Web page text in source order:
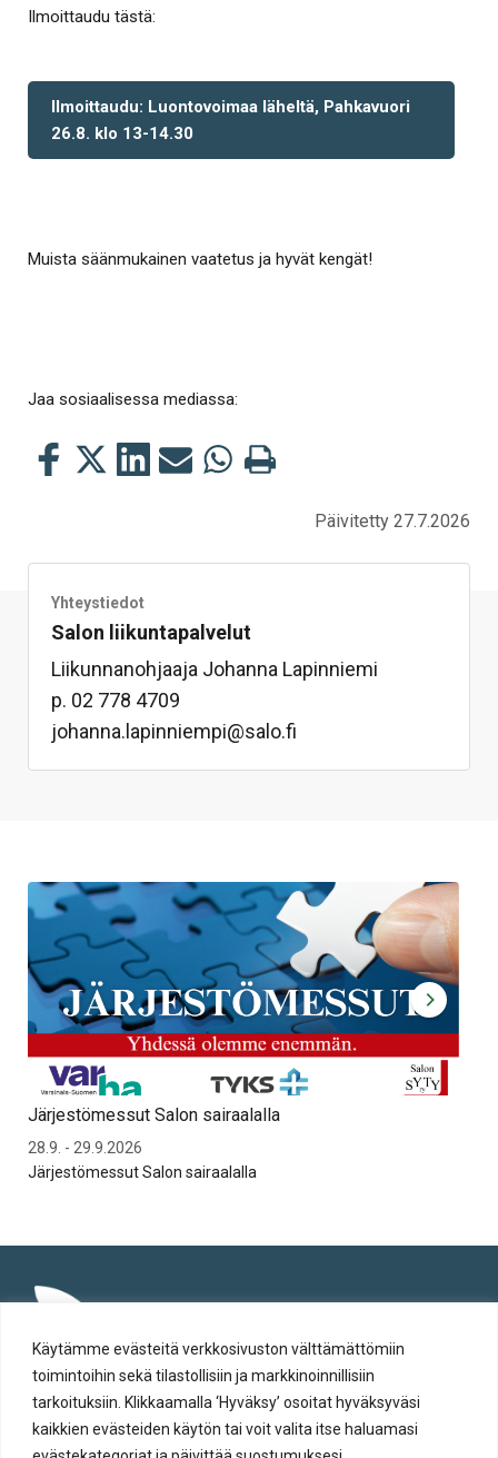
Käytämme evästeitä verkkosivuston välttämättömiin
toimintoihin sekä tilastollisiin ja markkinoinnillisiin
tarkoituksiin. Klikkaamalla ‘Hyväksy’ osoitat hyväksyväsi
kaikkien evästeiden käytön tai voit valita itse haluamasi
Ilmoittaudu tästä:
Ilmoittaudu: Luontovoimaa läheltä, Pahkavuori
26.8. klo 13-14.30
Muista säänmukainen vaatetus ja hyvät kengät!
Jaa sosiaalisessa mediassa:
Jaa
Jaa
Jaa Jaa Jaa
WhatsApp:ssa
Tulosta
Päivitetty 27.7.2026
Yhteystiedot
Salon liikuntapalvelut
Liikunnanohjaaja Johanna Lapinniemi
p. 02 778 4709
johanna.lapinniempi@salo.fi
Järjestömessut Salon sairaalalla
28.9. - 29.9.2026
Järjestömessut Salon sairaalalla